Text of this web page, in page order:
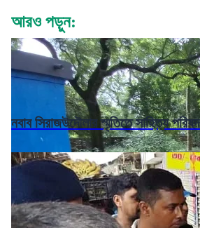
আরও পড়ুন:
নবাব সিরাজউদৌলার স্মৃতিতে সাহিত্য